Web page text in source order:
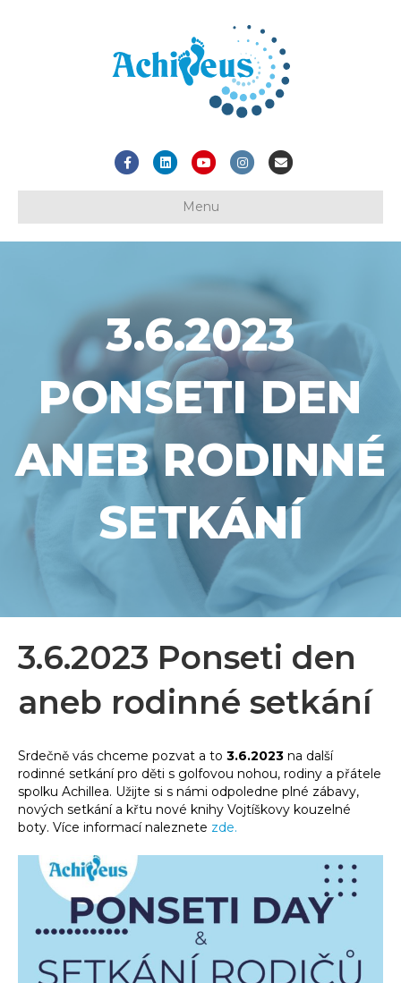
FacebookLinkedinYoutubeInstagram
Email
Menu
3.6.2023
PONSETI DEN
ANEB RODINNÉ
SETKÁNÍ
3.6.2023 Ponseti den
aneb rodinné setkání
Srdečně vás chceme pozvat a to 3.6.2023 na další
rodinné setkání pro děti s golfovou nohou, rodiny a přátele
spolku Achillea. Užijte si s námi odpoledne plné zábavy,
nových setkání a křtu nové knihy Vojtíškovy kouzelné
boty. Více informací naleznete zde.